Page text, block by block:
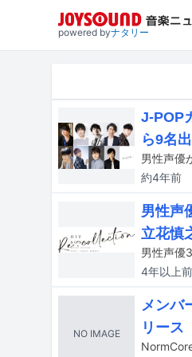
powered byナタリー
J-POP
ら9名
約4年前
男性声
立花慎
4年以上前
NO IMAGE
メンバ
リース